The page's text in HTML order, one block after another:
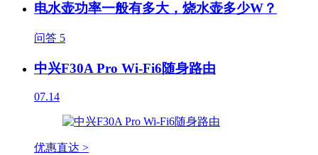
电水壶功率一般有多大，烧水壶多少W？
问答 5
中兴F30A Pro Wi-Fi6随身路由
07.14
优惠直达 >